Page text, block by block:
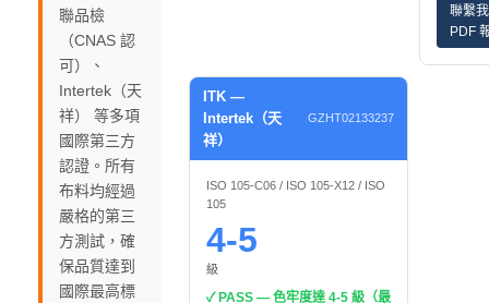
聯品檢
（CNAS 認
可）、
Intertek（天
祥） 等多項
國際第三方
認證。所有
布料均經過
嚴格的第三
方測試，確
保品質達到
國際最高標
聯繫
PDF
ITK —
Intertek（天
祥）
GZHT02133237
ISO 105-C06 / ISO 105-X12 / ISO
105
4-5
級
✓ PASS — 色牢度達 4-5 級（最